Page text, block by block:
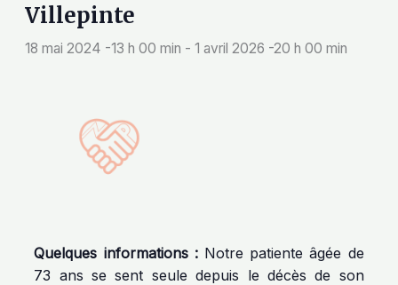
Villepinte
18 mai 2024 -13 h 00 min -1 avril 2026 -20 h 00 min
Quelques informations :Notre patiente âgée de
73 ans se sent seule depuis le décès de son